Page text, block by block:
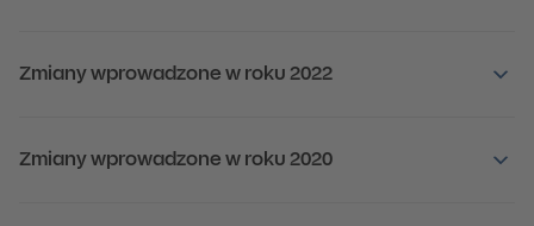
Zmiany wprowadzone w roku 2022
Zmiany wprowadzone w roku 2020